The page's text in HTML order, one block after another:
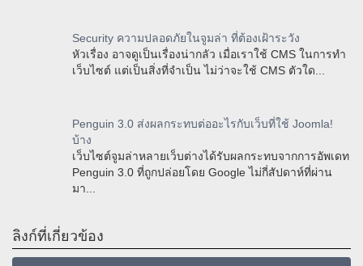
Security ความปลอดภัยในจูมล่า ที่ต้องเฝ้าระวัง
หัวเรื่อง อาจดูเป็นเรื่องน่ากลัว เมื่อเราใช้ CMS ในการทำ
เว็บไซต์ แต่เป็นสิ่งที่จำเป็น ไม่ว่าจะใช้ CMS ตัวใด...
Penguin 3.0 ส่งผลกระทบต่ออะไรกับเว็บที่ใช้ Joomla!
บ้าง
เว็บไซต์จูมล่าหลายเว็บต่างได้รับผลกระทบจากการอัพเดท
Penguin 3.0 ที่ถูกปล่อยโดย Google ไม่กี่สัปดาห์ที่ผ่าน
มา...
ลิงก์ที่เกี่ยวข้อง